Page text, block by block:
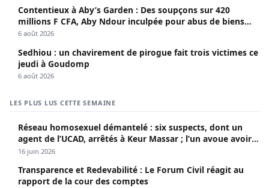
Contentieux à Aby’s Garden : Des soupçons sur 420
millions F CFA, Aby Ndour inculpée pour abus de biens
sociaux
6 août 2026
Sedhiou : un chavirement de pirogue fait trois victimes ce
jeudi à Goudomp
6 août 2026
LES PLUS LUS CETTE SEMAINE
Réseau homosexuel démantelé : six suspects, dont un
agent de l’UCAD, arrêtés à Keur Massar ; l’un avoue avoir
propagé le VIH depuis 2018
16 juin 2026
Transparence et Redevabilité : Le Forum Civil réagit au
rapport de la cour des comptes